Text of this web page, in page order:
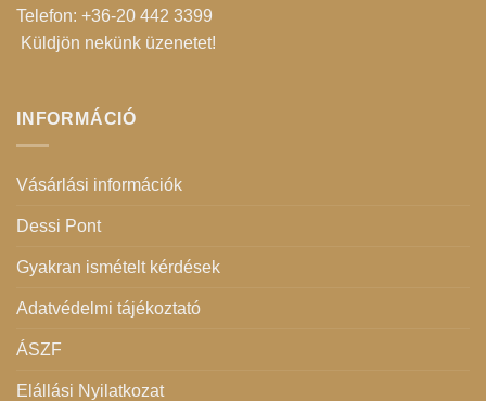
Telefon: +36-20 442 3399
Küldjön nekünk üzenetet!
INFORMÁCIÓ
Vásárlási információk
Dessi Pont
Gyakran ismételt kérdések
Adatvédelmi tájékoztató
ÁSZF
Elállási Nyilatkozat